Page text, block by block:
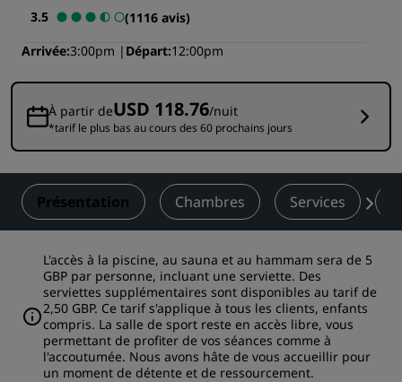
3.5
(1116 avis)
Arrivée 3:00pm Départ 12:00pm
À partir deUSD 118.76/nuit
*tarif le plus bas au cours des 60 prochains jours
Présentation Chambres Services
L'accès à la piscine, au sauna et au hammam sera de 5
GBP par personne, incluant une serviette. Des
serviettes supplémentaires sont disponibles au tarif de
2,50 GBP. Ce tarif s'applique à tous les clients, enfants
compris. La salle de sport reste en accès libre, vous
permettant de profiter de vos séances comme à
l'accoutumée. Nous avons hâte de vous accueillir pour
un moment de détente et de ressourcement.